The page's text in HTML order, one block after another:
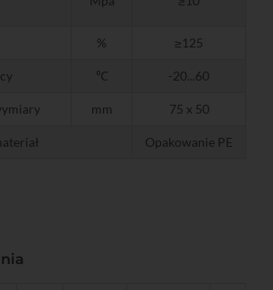
% ≥125
℃ -20...60
mm 75 x 50
Opakowanie PE